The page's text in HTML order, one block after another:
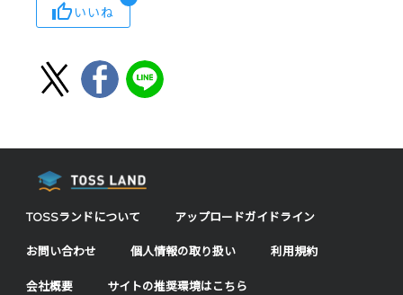
いいね
TOSSランドについて アップロードガイドライン
お問い合わせ 個人情報の取り扱い 利用規約
会社概要 サイトの推奨環境はこちら